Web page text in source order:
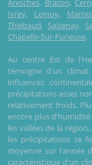
Aresches, Bracon,
Ivrey, Lemuy,
Thiébaud, Saizenay,
Chapelle-Sur-Furieuse.
Au centre Est de
témoigne d'un climat
influences
précipitations assez
relativement froids.
encore plus
les vallées de la
les précipitations se
moyenne sur l'année
caractéristique d'un